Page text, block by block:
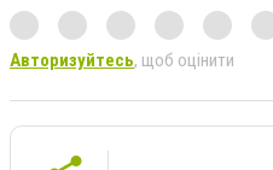
Авторизуйтесь, щоб оцінити